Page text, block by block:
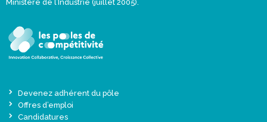
Ministère de l’Industrie (juillet 2005).
Devenez adhérent du pôle
Offres d’emploi
Candidatures